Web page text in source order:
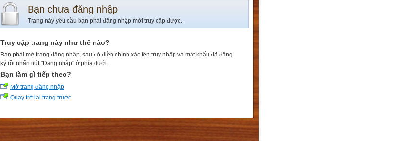
Bạn chưa đăng nhập
Trang này yêu cầu bạn phải đăng nhập mới truy cập được.
Truy cập trang này như thế nào?
Bạn phải mở trang đăng nhập, sau đó điền chính xác tên truy nhập và mật khẩu đã đăng
ký rồi nhấn nút "Đăng nhập" ở phía dưới.
Bạn làm gì tiếp theo?
Mở trang đăng nhập
Quay trở lại trang trước